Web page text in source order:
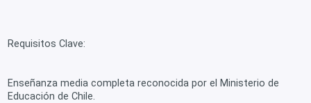
Requisitos Clave:
Enseñanza media completa reconocida por el Ministerio de
Educación de Chile.